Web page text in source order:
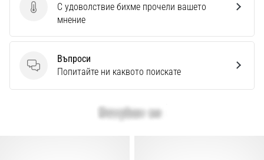
Изпратете отзив за продукта
С удоволствие бихме прочели вашето
мнение
Въпроси
Въпроси
Попитайте ни каквото поискате